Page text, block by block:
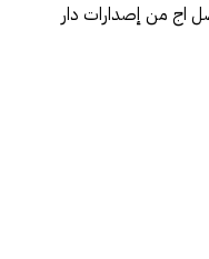
اج من إصدارات دار